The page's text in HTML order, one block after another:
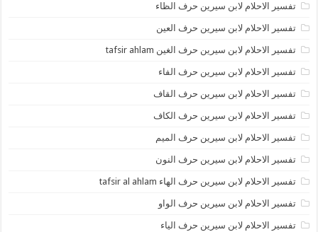
تفسير الاحلام لابن سيرين حرف الظاء
تفسير الاحلام لابن سيرين حرف العين
تفسير الاحلام لابن سيرين حرف الغين tafsir ahlam
تفسير الاحلام لابن سيرين حرف الفاء
تفسير الاحلام لابن سيرين حرف القاف
تفسير الاحلام لابن سيرين حرف الكاف
تفسير الاحلام لابن سيرين حرف الميم
تفسير الاحلام لابن سيرين حرف النون
تفسير الاحلام لابن سيرين حرف الهاء tafsir al ahlam
تفسير الاحلام لابن سيرين حرف الواو
تفسير الاحلام لابن سيرين حرف الياء